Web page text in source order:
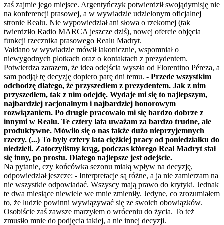
zaś zajmie jego miejsce. Argentyńczyk potwierdził swojądymisję nie
na konferencji prasowej, a w wywiadzie udzielonym oficjalnej
stronie Realu. Nie wypowiedział ani słowa o rzekomej (tak
twierdziło Radio MARCA jeszcze dziś), nowej ofercie objęcia
funkcji rzecznika prasowego Realu Madryt.
Valdano w wywiadzie mówił lakonicznie, wspomniał o
niewygodnych plotkach oraz o kontaktach z prezydentem.
Potwierdza zarazem, że idea odejścia wyszła od Florentino Péreza, a
sam podjął tę decyzję dopiero parę dni temu. - Przede wszystkim
odchodzę dlatego, że przyszedłem z prezydentem. Jak z nim
przyszedłem, tak z nim odejdę. Wydaje mi się to najlepszym,
najbardziej racjonalnym i najbardziej honorowym
rozwiązaniem. Po drugie pracowało mi się bardzo dobrze z
innymi w Realu. Te cztery lata uważam za bardzo trudne, ale
produktywne. Mówiło się o nas także dużo nieprzyjemnych
rzeczy. (...) To były cztery lata ciężkiej pracy od poniedziałku do
niedzieli. Zatoczyliśmy krąg, podczas którego Real Madryt stał
się inny, po prostu. Dlatego najlepsze jest odejście.
Na pytanie, czy końcówka sezonu miałą wpływ na decyzję,
odpowiedział jeszcze: - Interpretacje są różne, a ja nie zamierzam na
nie wszystkie odpowiadać. Wszyscy mają prawo do krytyki. Jednak
te dwa miesiące niewiele we mnie zmieniły. Jedyne, co zrozumiałem
to, że ludzie powinni wywiązywać się ze swoich obowiązków.
Osobiście zaś zawsze marzyłem o wróceniu do życia. To też
zmusiło mnie do podjęcia takiej, a nie innej decyzji.